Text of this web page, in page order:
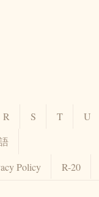
R S T
U
Policy R-20